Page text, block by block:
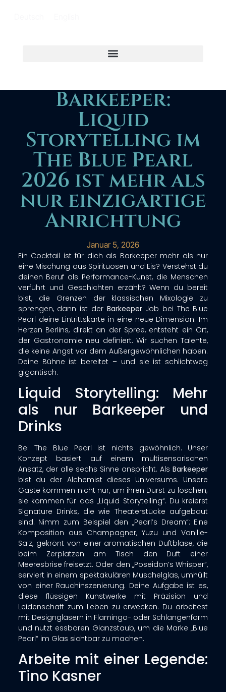
Barkeeper:
Liquid
Storytelling im
The Blue Pearl
2026 ist mehr als
nur einzigartige
Anrichtung
Januar 5, 2026
Ein Cocktail ist für dich als Barkeeper mehr als nur
eine Mischung aus Spirituosen und Eis? Verstehst du
deinen Beruf als Performance-Kunst, die Menschen
verführt und Geschichten erzählt? Wenn du bereit
bist, die Grenzen der klassischen Mixologie zu
sprengen, dann ist der BarkeeperJob bei The Blue
Pearl deine Eintrittskarte in eine neue Dimension. Im
Herzen Berlins, direkt an der Spree, entsteht ein Ort,
der Gastronomie neu definiert. Wir suchen Talente,
die keine Angst vor dem Außergewöhnlichen haben.
Deine Bühne ist bereitet – und sie ist schlichtweg
gigantisch.
Liquid Storytelling: Mehr
als nur Barkeeper und
Drinks
Bei The Blue Pearl ist nichts gewöhnlich. Unser
Konzept basiert auf einem multisensorischen
Ansatz, der alle sechs Sinne anspricht. AlsBarkeeper
bist du der Alchemist dieses Universums. Unsere
Gäste kommen nicht nur, um ihren Durst zu löschen;
sie kommen für das „Liquid Storytelling“. Du kreierst
Signature Drinks, die wie Theaterstücke aufgebaut
sind. Nimm zum Beispiel den „Pearl’s Dream“: Eine
Komposition aus Champagner, Yuzu und Vanille-
Salz, gekrönt von einer aromatischen Duftblase, die
beim Zerplatzen am Tisch den Duft einer
Meeresbrise freisetzt. Oder den „Poseidon’s Whisper“,
serviert in einem spektakulären Muschelglas, umhüllt
von einer Rauchinszenierung. Deine Aufgabe ist es,
diese flüssigen Kunstwerke mit Präzision und
Leidenschaft zum Leben zu erwecken. Du arbeitest
mit Designgläsern in Flamingo- oder Schlangenform
und nutzt essbaren Glanzstaub, um die Marke „Blue
Pearl“ im Glas sichtbar zu machen.
Arbeite mit einer Legende:
Tino Kasner